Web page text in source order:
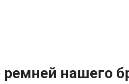
ремней нашего